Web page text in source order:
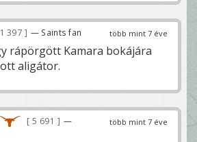
több mint 7 éve
1 397 — Saints fan
rápörgött Kamara bokájára
aligátor.
több mint 7 éve
5 691
—